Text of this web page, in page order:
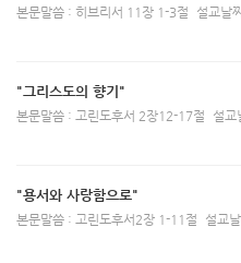
본문말씀 : 히브리서 11장 1-3절 설교날
"그리스도의 향기"
본문말씀 : 고린도후서 2장12-17절 설
"용서와 사랑함으로"
본문말씀 : 고린도후서2장 1-11절 설교